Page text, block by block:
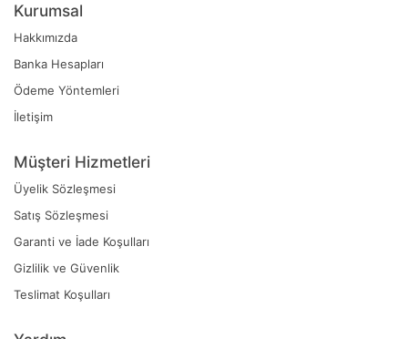
Kurumsal
Hakkımızda
Banka Hesapları
Ödeme Yöntemleri
İletişim
Müşteri Hizmetleri
Üyelik Sözleşmesi
Satış Sözleşmesi
Garanti ve İade Koşulları
Gizlilik ve Güvenlik
Teslimat Koşulları